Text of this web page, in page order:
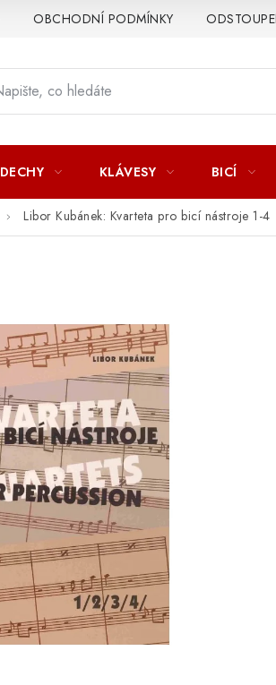
OBCHODNÍ PODMÍNKY
DECHY KLÁVESY BICÍ
Libor Kubánek: Kvarteta pro bicí nástroje 1-4